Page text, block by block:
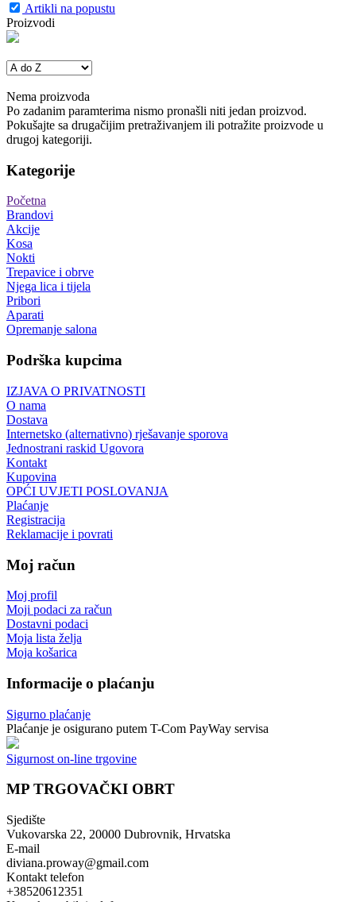
Artikli na popustu
Proizvodi
Nema proizvoda
Po zadanim paramterima nismo pronašli niti jedan proizvod.
Pokušajte sa drugačijim pretraživanjem ili potražite proizvode u
drugoj kategoriji.
Kategorije
Početna
Brandovi
Akcije
Kosa
Nokti
Trepavice i obrve
Njega lica i tijela
Pribori
Aparati
Opremanje salona
Podrška kupcima
IZJAVA O PRIVATNOSTI
O nama
Dostava
Internetsko (alternativno) rješavanje sporova
Jednostrani raskid Ugovora
Kontakt
Kupovina
OPĆI UVJETI POSLOVANJA
Plaćanje
Registracija
Reklamacije i povrati
Moj račun
Moj profil
Moji podaci za račun
Dostavni podaci
Moja lista želja
Moja košarica
Informacije o plaćanju
Sigurno plaćanje
Plaćanje je osigurano putem T-Com PayWay servisa
Sigurnost on-line trgovine
MP TRGOVAČKI OBRT
Sjedište
Vukovarska 22, 20000 Dubrovnik, Hrvatska
E-mail
diviana.proway@gmail.com
Kontakt telefon
+38520612351